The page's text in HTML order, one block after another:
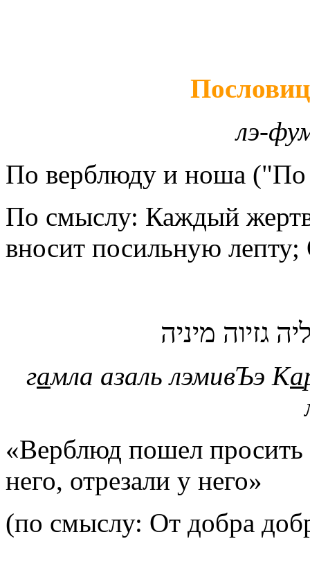
лэ-
По верблюду и ноша ("По
По смыслу: Каждый
вносит посильную
גזיוה מיניה
гамла азаль лэмивЪэ Ка
«Верблюд пошел
него, отрезали у него»
(по смыслу: От добра